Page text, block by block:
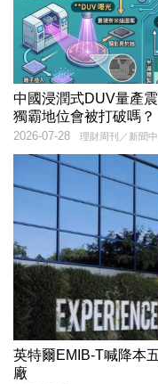
中國浸潤式DUV量產
獨霸地位會被打破嗎？
理財周刊／新聞
2026-07-28
英特爾EMIB-T喊降本
廠